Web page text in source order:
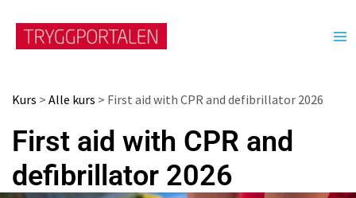
Kurs > Alle kurs > First aid with CPR and defibrillator 2026
First aid with CPR and
defibrillator 2026
aid
CPR
and
defibrillator
aid
CPR
and
defibrillator